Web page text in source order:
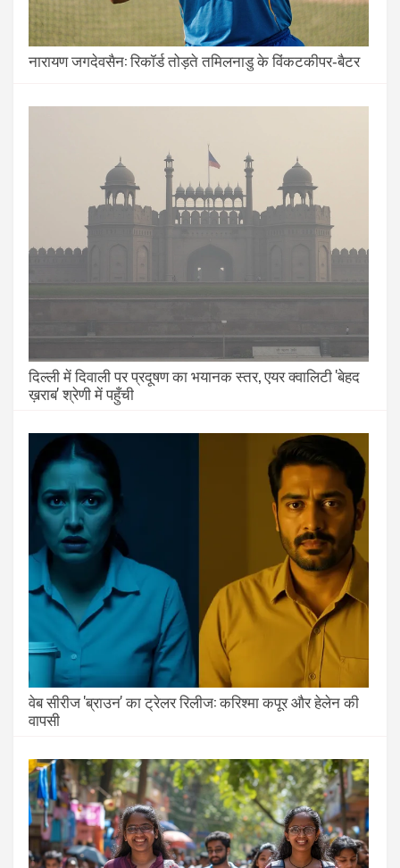
नारायण जगदेवसैन: रिकॉर्ड तोड़ते तमिलनाडु के विंकटकीपर‑बैटर
दिल्ली में दिवाली पर प्रदूषण का भयानक स्तर, एयर क्वालिटी 'बेहद
ख़राब' श्रेणी में पहुँची
वेब सीरीज 'ब्राउन' का ट्रेलर रिलीज: करिश्मा कपूर और हेलेन की
वापसी